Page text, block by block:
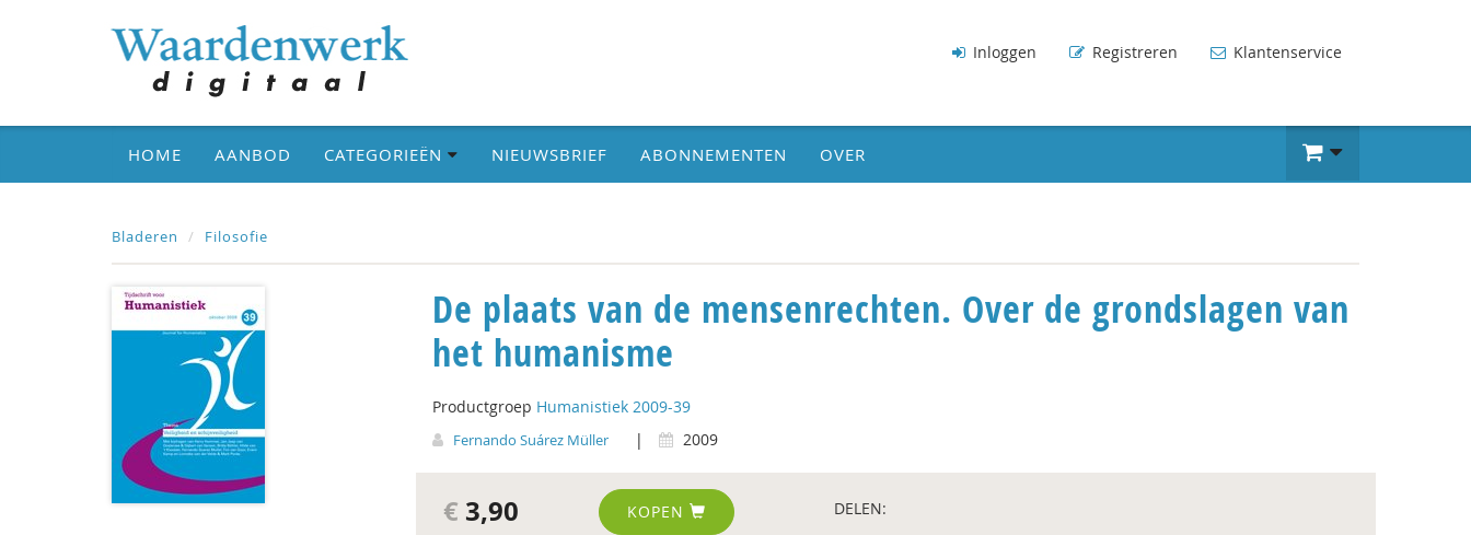
Inloggen Registreren Klantenservice
HOME AANBOD CATEGORIEËN NIEUWSBRIEF ABONNEMENTEN OVER
Bladeren Filosofie
De plaats van de mensenrechten. Over de grondslagen van
het humanisme
Productgroep Humanistiek 2009-39
Fernando Suárez Müller | 2009
€ 3,90 KOPEN DELEN: